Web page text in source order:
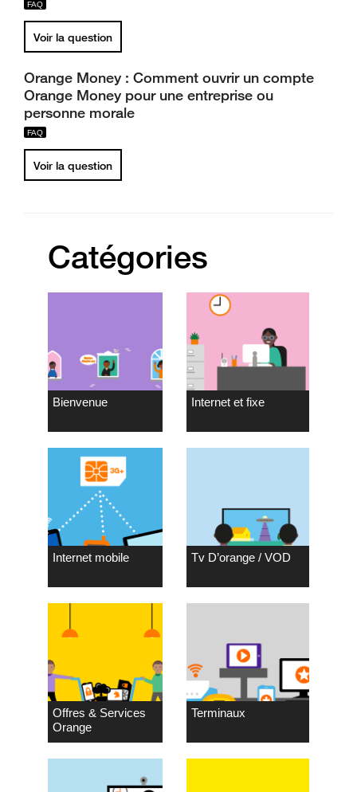
Voir la question
Orange Money : Comment ouvrir un compte
Orange Money pour une entreprise ou
personne morale
Voir la question
Catégories
Bienvenue Internet et fixe
Internet mobile Tv D’orange / VOD
Offres & Services
Orange
Terminaux